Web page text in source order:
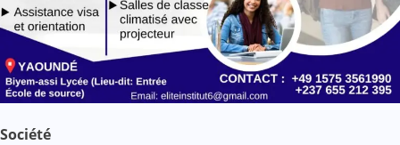
Société